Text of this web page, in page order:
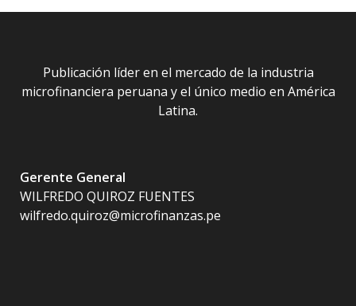
Publicación líder en el mercado de la industria
microfinanciera peruana y el único medio en América
Latina.
Gerente General
WILFREDO QUIROZ FUENTES
wilfredo.quiroz@microfinanzas.pe